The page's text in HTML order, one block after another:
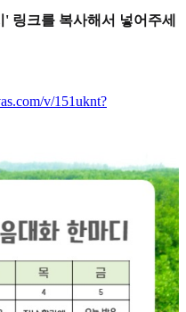
링크를 복사해서 넣어주세
v/151uknt?